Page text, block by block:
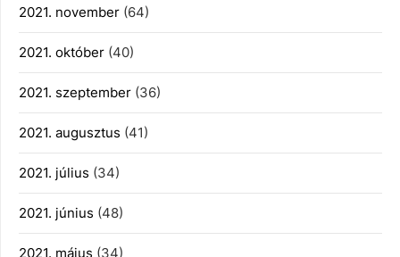
2021. november (64)
2021. október (40)
2021. szeptember (36)
2021. augusztus (41)
2021. július (34)
2021. június (48)
2021. május (34)